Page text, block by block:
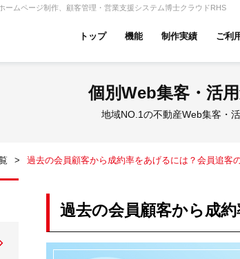
ムページ制作、顧客管理・営業支援システム博士クラウドRHS
トップ 機能
【賃貸】機能一覧
制作実績
不動産投資・収益物件 建築・リフォ
ご利
個別Web集客・活
地域NO.1の不動産Web集客・
過去の会員顧客から成約率をあげるには？会員追客
過去の会員顧客から成